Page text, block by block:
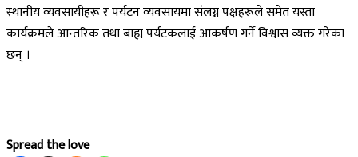
स्थानीय व्यवसायीहरू र पर्यटन व्यवसायमा संलग्न पक्षहरूले समेत यस्ता
कार्यक्रमले आन्तरिक तथा बाह्य पर्यटकलाई आकर्षण गर्ने विश्वास व्यक्त गरेका
छन् ।
Spread the love